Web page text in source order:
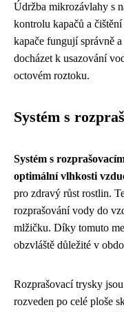
Údržba mikrozávlahy s
kontrolu kapačů a
kapače fungují správně
docházet k usazování
octovém roztoku.
Systém s
Systém s
optimální vlhkosti
pro zdravý růst rostlin.
rozprašování vody do
mlžičku. Díky tomuto
obzvláště důležité v
Rozprašovací trysky
rozveden po celé ploše